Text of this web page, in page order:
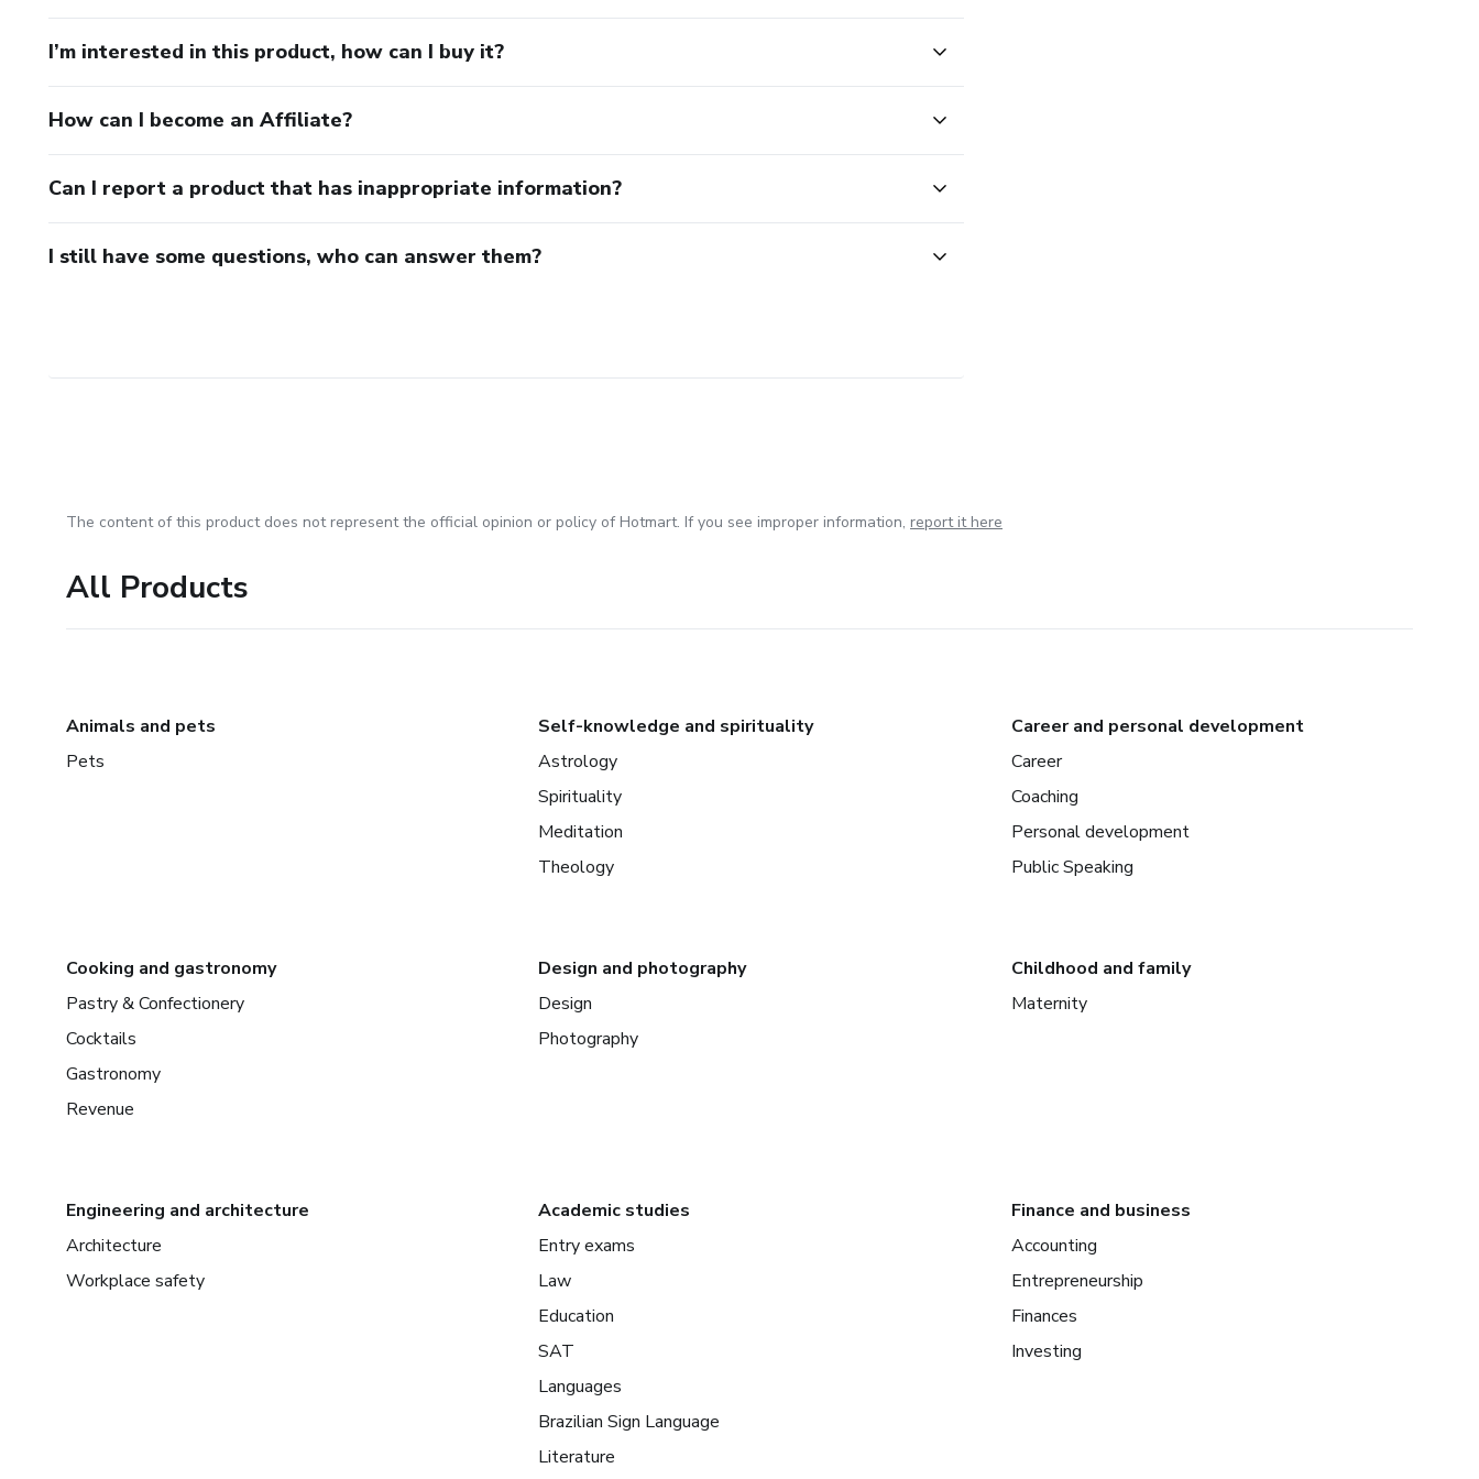
🌈 ¡Explora nuestros E-books hoy mismo y transforma tu mundo! 🌈
I’m interested in this product, how can I buy it?
How can I become an Affiliate?
Can I report a product that has inappropriate information?
I still have some questions, who can answer them?
The content of this product does not represent the official opinion or policy of Hotmart. If you see improper information, report it here
All Products
Animals and pets
Pets
Self-knowledge and spirituality
Astrology
Spirituality
Meditation
Theology
Career and personal development
Career
Coaching
Personal development
Public Speaking
Cooking and gastronomy
Pastry & Confectionery
Cocktails
Gastronomy
Revenue
Design and photography
Design
Photography
Childhood and family
Maternity
Engineering and architecture
Architecture
Workplace safety
Academic studies
Entry exams
Law
Education
SAT
Languages
Brazilian Sign Language
Literature
Finance and business
Accounting
Entrepreneurship
Finances
Investing